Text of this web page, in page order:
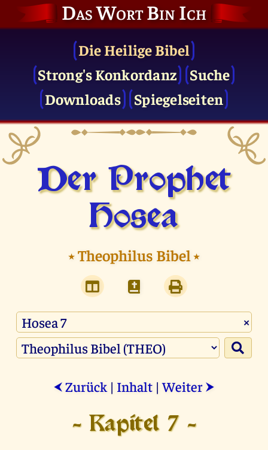
Das Wort Bin Ich
Die Heilige Bibel
Strong's Konkordanz
Suche
Downloads
Spiegelseiten
Der Prophet
Hosea
⭑Theophilus Bibel⭑
×
⮜ Zurück | Inhalt |Weiter ⮞
- Kapitel 7 -